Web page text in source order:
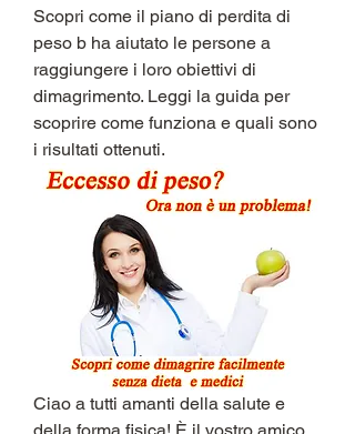
Scopri come il piano di perdita di
peso b ha aiutato le persone a
raggiungere i loro obiettivi di
dimagrimento. Leggi la guida per
scoprire come funziona e quali sono
i risultati ottenuti.
Ciao a tutti amanti della salute e